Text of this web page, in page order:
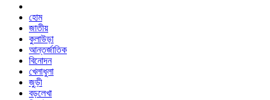
হোম
জাতীয়
কুলাউড়া
আন্তর্জাতিক
বিনোদন
খেলাধুলা
জুড়ী
বড়লেখা